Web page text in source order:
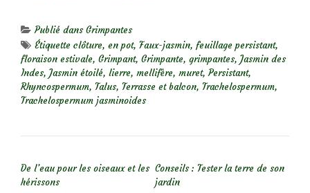
Publié dansGrimpantes
Étiquette clôture, en pot, Faux-jasmin, feuillage persistant,
floraison estivale, Grimpant, Grimpante, grimpantes, Jasmin des
Indes, Jasmin étoilé, lierre, mellifère, muret,Persistant,
Rhyncospermum, Talus, Terrasse et balcon, Trachelospermum,
Trachelospermum jasminoides
De l’eau pour les oiseaux et les
hérissons
Conseils : Tester la terre de son
jardin